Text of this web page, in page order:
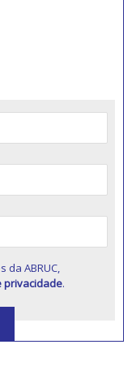
da ABRUC,
privacidade.